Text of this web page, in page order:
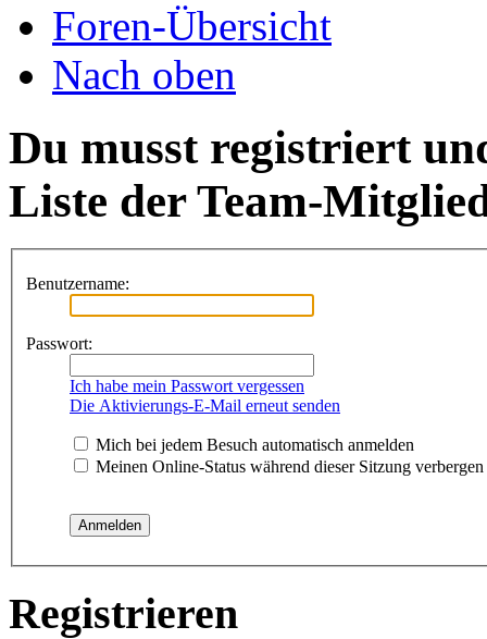
Foren-Übersicht
Nach oben
Du musst registriert
Liste der Team-
Benutzername:
Passwort:
Ich habe mein Passwort vergessen
Die Aktivierungs-E-Mail erneut senden
Mich bei jedem Besuch automatisch anmelden
Meinen Online-Status während dieser Sitzung verbergen
Registrieren